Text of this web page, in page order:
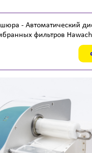
- Автоматический
фильтров Hawach